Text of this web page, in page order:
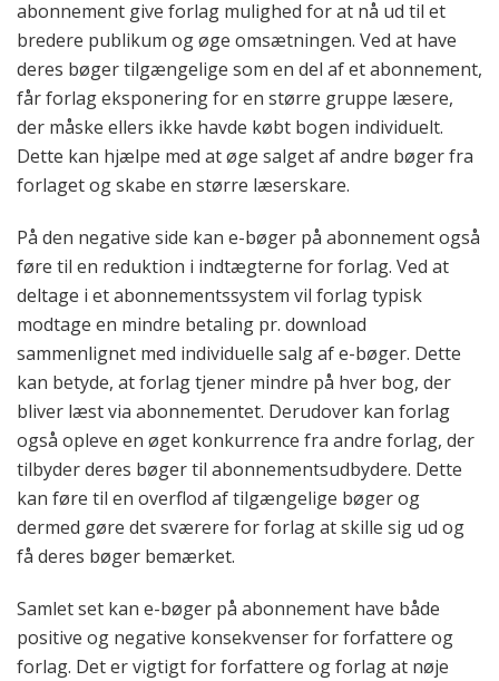
abonnement give forlag mulighed for at nå ud til et
bredere publikum og øge omsætningen. Ved at have
deres bøger tilgængelige som en del af et abonnement,
får forlag eksponering for en større gruppe læsere,
der måske ellers ikke havde købt bogen individuelt.
Dette kan hjælpe med at øge salget af andre bøger fra
forlaget og skabe en større læserskare.
På den negative side kan e-bøger på abonnement også
føre til en reduktion i indtægterne for forlag. Ved at
deltage i et abonnementssystem vil forlag typisk
modtage en mindre betaling pr. download
sammenlignet med individuelle salg af e-bøger. Dette
kan betyde, at forlag tjener mindre på hver bog, der
bliver læst via abonnementet. Derudover kan forlag
også opleve en øget konkurrence fra andre forlag, der
tilbyder deres bøger til abonnementsudbydere. Dette
kan føre til en overflod af tilgængelige bøger og
dermed gøre det sværere for forlag at skille sig ud og
få deres bøger bemærket.
Samlet set kan e-bøger på abonnement have både
positive og negative konsekvenser for forfattere og
forlag. Det er vigtigt for forfattere og forlag at nøje